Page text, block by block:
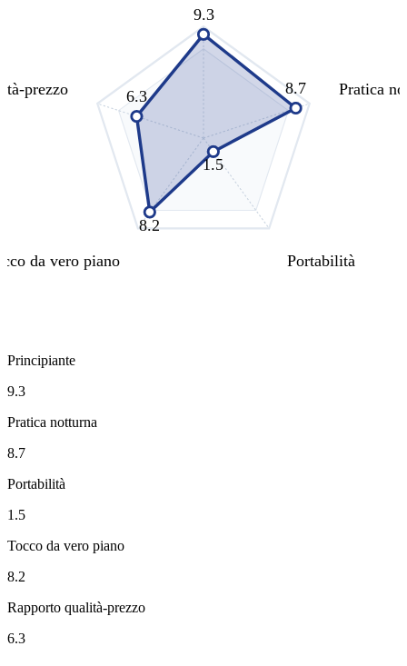
9.3
8.7
1.5
8.2
6.3 Pratica
Portabilità
da vero piano
prezzo
Principiante
9.3
Pratica notturna
8.7
Portabilità
1.5
Tocco da vero piano
8.2
Rapporto qualità-prezzo
6.3